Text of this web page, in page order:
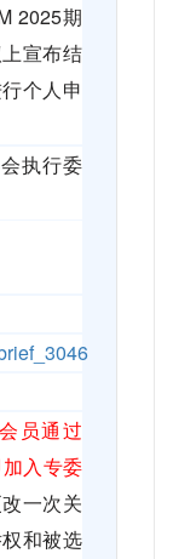
2025期
宣布结
个人申
执行委
员通过
入专委
一次关
和被选